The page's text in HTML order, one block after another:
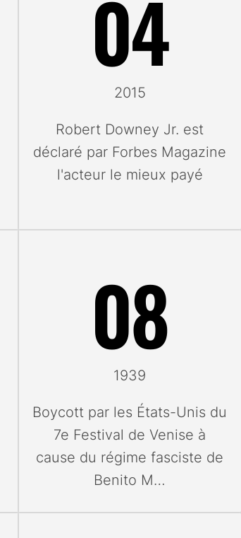
Décembre
04
2015
Robert Downey Jr. est
déclaré par Forbes Magazine
l'acteur le mieux payé
08
1939
Boycott par les États-Unis du
7e Festival de Venise à
cause du régime fasciste de
Benito M…